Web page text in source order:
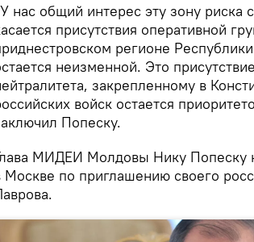
нас общий интерес эту зону
присутствия оперативной
регионе
неизменной. Это
закрепленному в
войск остается
Попеску.
МИДЕИ Молдовы Нику Попеску
Москве по приглашению своего